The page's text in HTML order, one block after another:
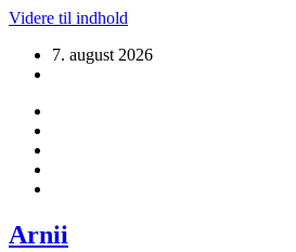
Videre til indhold
7. august 2026
Arnii